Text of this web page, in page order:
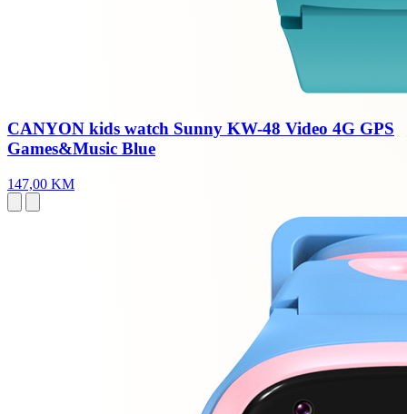
CANYON kids watch Sunny KW-48 Video 4G GPS
Games&Music Blue
147,00 KM